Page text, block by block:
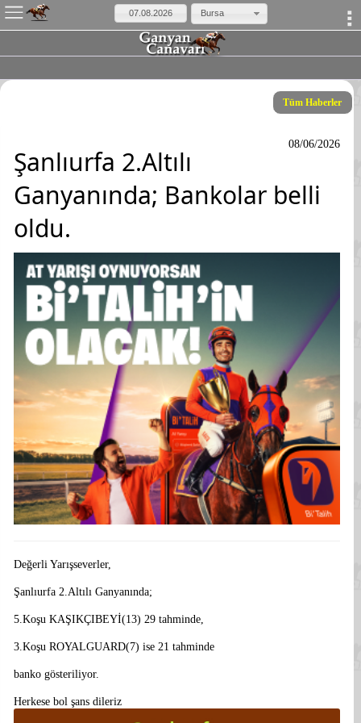
Bursa
Tüm Haberler
08/06/2026
Şanlıurfa 2.Altılı
Ganyanında; Bankolar belli
oldu.
Değerli Yarışseverler,
Şanlıurfa 2.Altılı Ganyanında;
5.Koşu KAŞIKÇIBEYİ(13) 29 tahminde,
3.Koşu ROYALGUARD(7) ise 21 tahminde
banko gösteriliyor.
Herkese bol şans dileriz
×